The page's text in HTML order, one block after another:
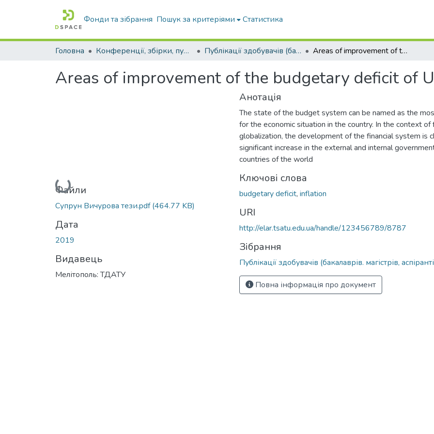
Фонди та зібрання Пошук за критеріями Статистика
Головна Конференції, збірки, публікації молодих вчених і здобувачів : магістрів, бакалаврів, аспірантів. Публікації здобувачів (бакалаврів. магістрів, аспірантів) Areas of improvement of the budgetary deficit of Ukraine
Areas of improvement of the budgetary deficit of
Вантажиться...
Файли
Супрун Вичурова тези.pdf(464.77 KB)
Дата
2019
Видавець
Мелітополь: ТДАТУ
Анотація
The state of the budget system can be named as the
for the economic situation in the country. In the context of
globalization, the development of the financial system is
significant increase in the external and internal
countries of the world
Ключові слова
budgetary deficit, inflation
URI
http://elar.tsatu.edu.ua/handle/123456789/8787
Зібрання
Публікації здобувачів (бакалаврів. магістрів,
Повна інформація про документ